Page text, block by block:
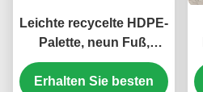
Leichte recycelte HDPE-
Palette, neun Fuß,
nestbar, Einweg-Export-
Kunststoffpalette, 4-
Erhalten Sie besten